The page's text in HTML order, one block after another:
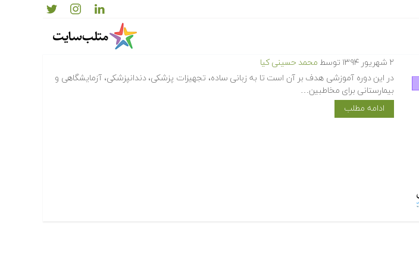
۲ شهریور ۱۳۹۴ توسط محمد حسینی کیا
در این دوره آموزشی هدف بر آن است تا به زبانی ساده، تجهیزات پزشکی، دندانپزشکی، آزمایشگاهی و
بیمارستانی برای مخاطبین…
ادامه مطلب